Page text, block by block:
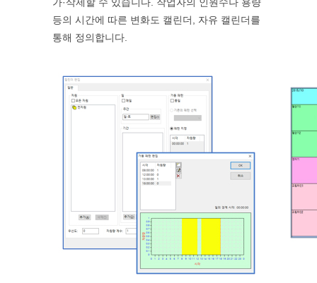
가·삭제할 수 있습니다. 작업자의 인원수나 용량
등의 시간에 따른 변화도 캘린더, 자유 캘린더를
통해 정의합니다.